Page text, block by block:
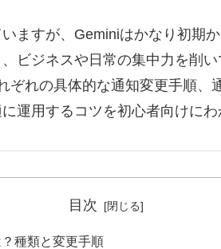
ますが、Geminiはかなり初期
ビジネスや日常の集中力を削
ぞれの具体的な通知変更手順、
運用するコツを初心者向けにわ
目次
種類と変更手順